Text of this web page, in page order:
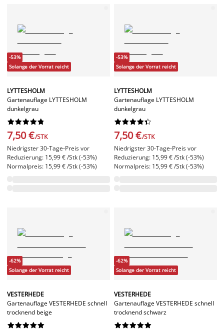
-53%
Solange der Vorrat reicht
LYTTESHOLM
Gartenauflage LYTTESHOLM
dunkelgrau






7,50 €/STK
Niedrigster 30-Tage-Preis vor
Reduzierung: 15,99 € /Stk (-53%)
Normalpreis: 15,99 € /Stk (-53%)
-53%
Solange der Vorrat reicht
LYTTESHOLM
Gartenauflage LYTTESHOLM
dunkelgrau






7,50 €/STK
Niedrigster 30-Tage-Preis vor
Reduzierung: 15,99 € /Stk (-53%)
Normalpreis: 15,99 € /Stk (-53%)
-62%
Solange der Vorrat reicht
VESTERHEDE
Gartenauflage VESTERHEDE schnell
trocknend beige






-62%
Solange der Vorrat reicht
VESTERHEDE
Gartenauflage VESTERHEDE schnell
trocknend schwarz





